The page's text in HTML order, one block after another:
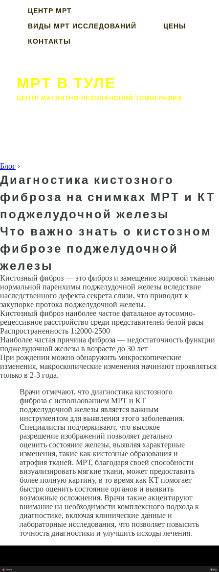
ЦЕНТР МРТ
ВИДЫ МРТ ИССЛЕДОВАНИЙ
ЦЕНЫ
КОНТАКТЫ
МРТ В ТУЛЕ
ЦЕНТР МАГНИТНО-РЕЗОНАНСНОЙ ТОМОГРАФИИ
Блог ›
Диагностика кистозного
фиброза на снимках МРТ и КТ
поджелудочной железы
Что важно знать о кистозном
фиброзе поджелудочной
железы
Кистозный фиброз — это фиброз и замещение жировой тканью
нормальной паренхимы поджелудочной железы вследствие
наследственного дефекта секрета слизи, что приводит к
закупорке протока поджелудочной железы.
Кистозный фиброз наиболее частое фатальное аутосомно-
рецессивное расстройство среди представителей белой расы
Распространенность 1:2000-2500
Наиболее частая причина фиброза — недостаточность функции
поджелудочной железы в возрасте до 30 лет
При рождении можно обнаружить микроскопические
изменения, макроскопические изменения начинают проявляться
только в 2-3 года.
Врачи отмечают, что диагностика кистозного
фиброза с использованием МРТ и КТ
поджелудочной железы является важным
инструментом для выявления этого заболевания.
Специалисты подчеркивают, что высокое
разрешение изображений позволяет детально
оценить состояние железы, выявляя характерные
изменения, такие как кистозные образования и
атрофия тканей. МРТ, благодаря своей способности
визуализировать мягкие ткани, может предоставить
более полную картину, в то время как КТ помогает
быстро оценить состояние органов и выявить
возможные осложнения. Врачи также акцентируют
внимание на необходимости комплексного подхода к
диагностике, включая клинические данные и
лабораторные исследования, что позволяет повысить
точность диагностики и улучшить исходы лечения.